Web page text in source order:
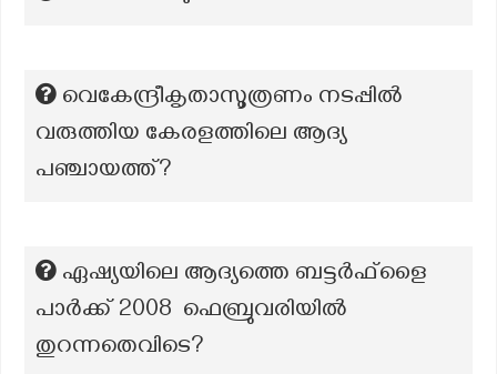
വെകേന്ദ്രീകൃതാസൂത്രണം നടപ്പിൽ
വരുത്തിയ കേരളത്തിലെ ആദ്യ
പഞ്ചായത്ത്?
ഏഷ്യയിലെ ആദ്യത്തെ ബട്ടർഫ്‌ളൈ
പാർക്ക് 2008 ഫെബ്രുവരിയിൽ
തുറന്നതെവിടെ?